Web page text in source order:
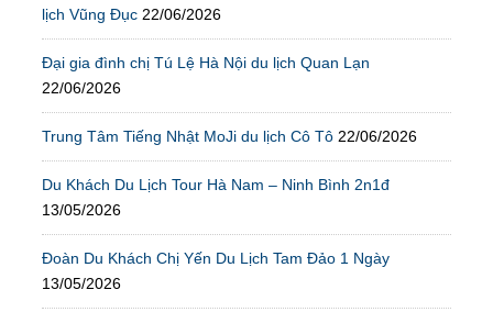
lịch Vũng Đục 22/06/2026
Đại gia đình chị Tú Lệ Hà Nội du lịch Quan Lạn
22/06/2026
Trung Tâm Tiếng Nhật MoJi du lịch Cô Tô 22/06/2026
Du Khách Du Lịch Tour Hà Nam – Ninh Bình 2n1đ
13/05/2026
Đoàn Du Khách Chị Yến Du Lịch Tam Đảo 1 Ngày
13/05/2026